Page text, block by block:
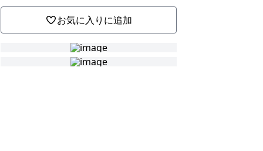
お気に入りに追加